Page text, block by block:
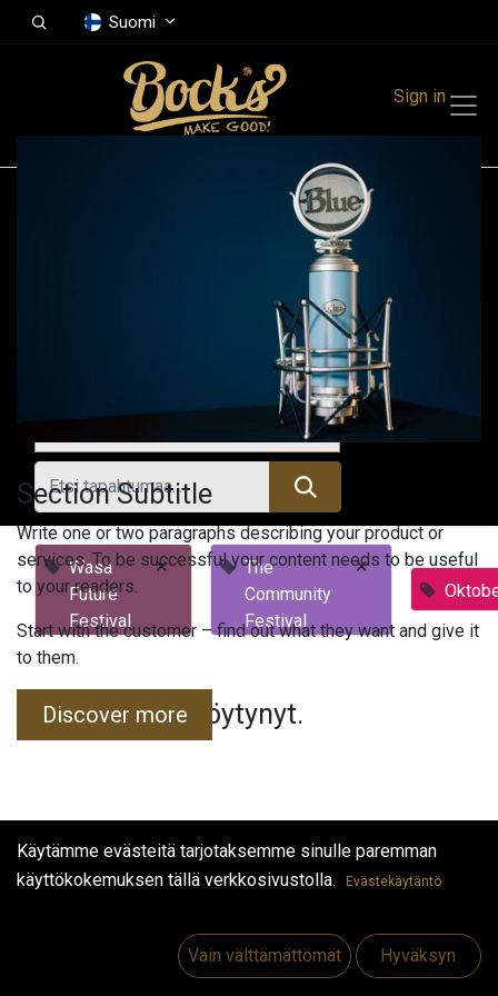
Suomi
Sign in
Kaikki tapahtumat
Wasa
Future
Festival
×
The
Community
Festival
×
Tapahtumia ei löytynyt.
Hyödyllisiä linkkejä
Section Subtitle
Write one or two paragraphs describing your product or
services. To be successful your content needs to be useful
to your readers.
Start with the customer – find out what they want and give it
to them.
Discover more
Käytämme evästeitä tarjotaksemme sinulle paremman
käyttökokemuksen tällä verkkosivustolla.
Evästekäytäntö
Vain välttämättömät Hyväksyn